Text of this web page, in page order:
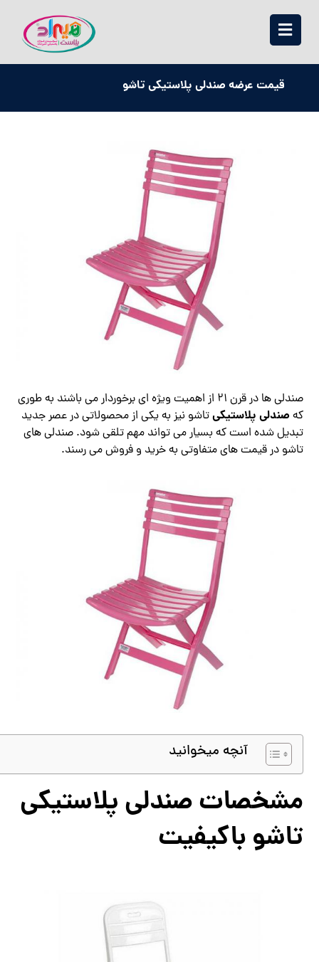
قیمت عرضه صندلی پلاستیکی تاشو
صندلی ها در قرن 21 از اهمیت ویژه ای برخوردار می باشند به طوری
که صندلی پلاستیکیتاشو نیز به یکی از محصولاتی در عصر جدید
تبدیل شده است که بسیار می تواند مهم تلقی شود. صندلی های
تاشو در قیمت های متفاوتی به خرید و فروش می رسند.
آنچه میخوانید
مشخصات صندلی پلاستیکی
تاشو باکیفیت